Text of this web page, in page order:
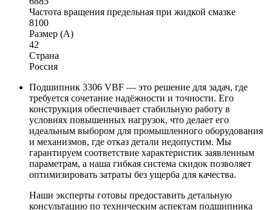
Частота вращения предельная при жидкой смазке
8100
Размер (A)
42
Страна
Россия
Подшипник 3306 VBF — это решение для задач, где
требуется сочетание надёжности и точности. Его
конструкция обеспечивает стабильную работу в
условиях повышенных нагрузок, что делает его
идеальным выбором для промышленного оборудования
и механизмов, где отказ детали недопустим. Мы
гарантируем соответствие характеристик заявленным
параметрам, а наша гибкая система скидок позволяет
оптимизировать затраты без ущерба для качества.
Наши эксперты готовы предоставить детальную
консультацию по техническим аспектам подшипника